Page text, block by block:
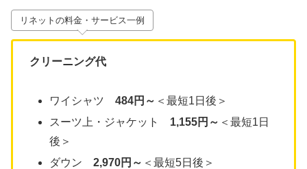
リネットの料金・サービス一例
クリーニング代
ワイシャツ484円～ ＜最短1日後＞
スーツ上・ジャケット 1,155円～ ＜最短1日
後＞
ダウン2,970円～ ＜最短5日後＞